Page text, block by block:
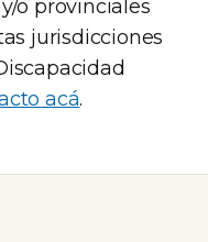
o provinciales
jurisdicciones
acá.